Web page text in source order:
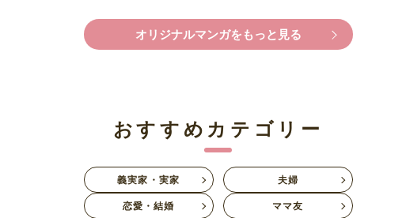
オリジナルマンガをもっと見る
おすすめカテゴリー
義実家・実家
夫婦
恋愛・結婚
ママ友